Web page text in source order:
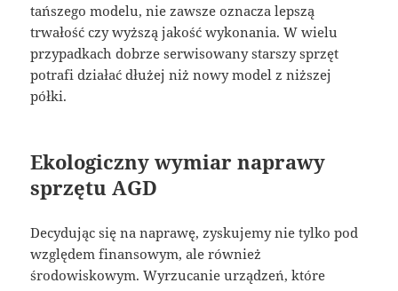
tańszego modelu, nie zawsze oznacza lepszą
trwałość czy wyższą jakość wykonania. W wielu
przypadkach dobrze serwisowany starszy sprzęt
potrafi działać dłużej niż nowy model z niższej
półki.
Ekologiczny wymiar naprawy
sprzętu AGD
Decydując się na naprawę, zyskujemy nie tylko pod
względem finansowym, ale również
środowiskowym. Wyrzucanie urządzeń, które